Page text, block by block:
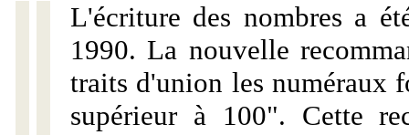
L'écriture des nombres a
1990. La nouvelle
traits d'union les numéraux
supérieur à 100". Cette